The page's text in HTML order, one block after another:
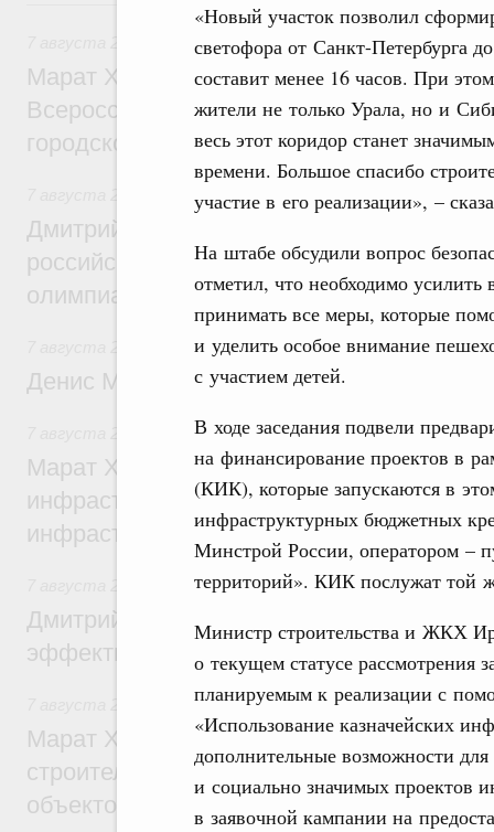
«Новый участок позволил
светофора от Санкт-Петербурга
составит менее 16 часов. При
жители не только Урала, но и
весь этот коридор станет
времени. Большое спасибо
участие в его реализации», –
На штабе обсудили вопрос
отметил, что необходимо
принимать все меры, которые
и уделить особое внимание
с участием детей.
В ходе заседания подвели
на финансирование проектов в
(КИК), которые запускаются в
инфраструктурных бюджетных
Минстрой России, оператором –
территорий». КИК послужат той
Министр строительства и ЖКХ
о текущем статусе рассмотрения
планируемым к реализации с
«Использование казначейских
дополнительные возможности
и социально значимых проектов
в заявочной кампании на
Экономика городов. Городская среда
Марат Хуснуллин провёл заседание
Всероссийского конкурса лучших
городской среды
Дмитрий Чернышенко и Сергей Кравцов
российскую сборную с победой на
олимпиаде по искусственному
Общие вопросы промышленной политики
Денис Мантуров посетил Ярославскую
Бюджеты субъектов Федерации.
Марат Хуснуллин: 15 объектов
инфраструктуры построили и обновили
инфраструктурным кредитам
Развитие сельских территорий
Дмитрий Патрушев: Синхронизация
эффективность поддержки сельских
Экономика городов. Городская среда
Марат Хуснуллин: «Единый заказчик»
строительство и реконструкцию более
объектов